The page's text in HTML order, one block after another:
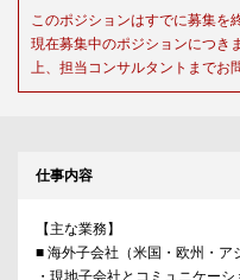
このポジションはすでに募集を
現在募集中のポジションにつき
上、担当コンサルタントまでお
仕事内容
【主な業務】
■ 海外子会社（米国・欧州・ア
・現地子会社とコミュニケー